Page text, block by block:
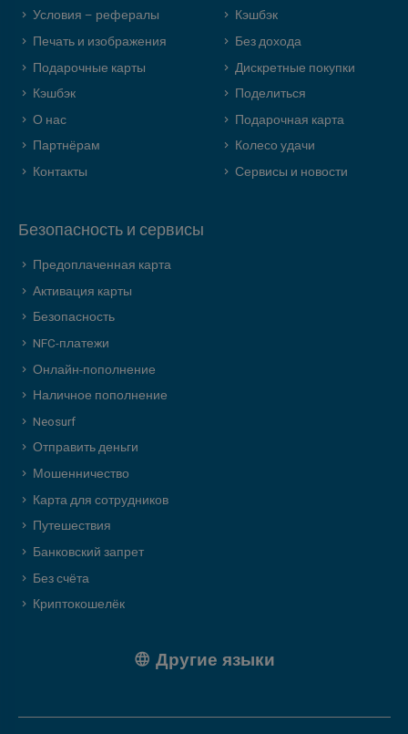
Условия – рефералы
Печать и изображения
Подарочные карты
Кэшбэк
О нас
Партнёрам
Контакты
Кэшбэк
Без дохода
Дискретные покупки
Поделиться
Подарочная карта
Колесо удачи
Сервисы и новости
Безопасность и сервисы
Предоплаченная карта
Активация карты
Безопасность
NFC-платежи
Онлайн-пополнение
Наличное пополнение
Neosurf
Отправить деньги
Мошенничество
Карта для сотрудников
Путешествия
Банковский запрет
Без счёта
Криптокошелёк
Другие языки